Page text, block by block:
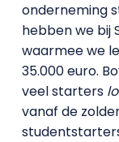
onderneming
hebben we bij
waarmee we
35.000 euro.
veel starters
vanaf de